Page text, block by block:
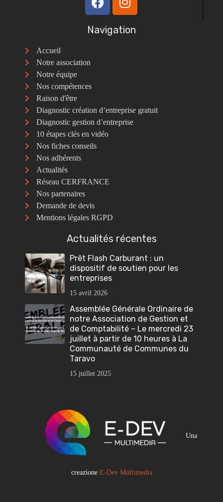
Navigation
Accueil
Notre association
Notre équipe
Nos compétences
Raison d'être
Diagnostic création d’entreprise gratuit
Diagnostic gestion d’entreprise
10 étapes clés en vidéo
Nos fiches conseils
Nos adhérents
Actualités
Réseau CERFRANCE
Nos partenaires
Demande de devis
Mentions légales RGPD
Actualités récentes
Prêt Flash Carburant : un
dispositif de soutien pour les
entreprises
15 avril 2026
Assemblée Générale Ordinaire de
notre Association de Gestion et
de Comptabilité – Le mercredi 23
juillet à partir de 10 heures à La
Communauté de Communes du
Taravo
15 juillet 2025
Una
creazione E-Dev Multimedia